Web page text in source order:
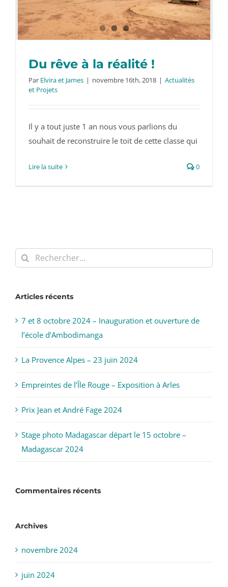
Du rêve à la réalité !
Par Elvira et James | novembre 16th, 2018 | Actualités
et Projets
Il y a tout juste 1 an nous vous parlions du
souhait de reconstruire le toit de cette classe qui
Lire la suite 0
Rechercher:
Articles récents
7 et 8 octobre 2024 – Inauguration et ouverture de
l’école d’Ambodimanga
La Provence Alpes – 23 juin 2024
Empreintes de l’Île Rouge – Exposition à Arles
Prix Jean et André Fage 2024
Stage photo Madagascar départ le 15 octobre –
Madagascar 2024
Commentaires récents
Archives
novembre 2024
juin 2024